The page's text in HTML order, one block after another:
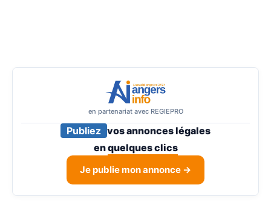
en partenariat avec REGIEPRO
Publiez vos annonces légales
enquelques clics
Je publie mon annonce →